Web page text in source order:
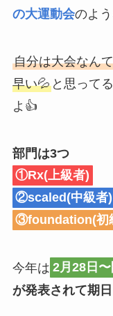
の大運動会のよ
自分は大会なん
早い💦と思って
よ👍
部門は3つ
①Rx(上級者)
②scaled(中級者)
③foundation(初
今年は 2月28日〜
が発表されて期